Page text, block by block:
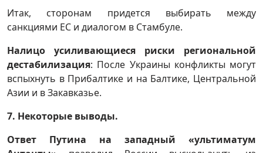
Итак, сторонам придется выбирать между
санкциями ЕС и диалогом в Стамбуле.
Налицо усиливающиеся риски региональной
дестабилизация: После Украины конфликты могут
вспыхнуть в Прибалтике и на Балтике, Центральной
Азии и в Закавказье.
7. Некоторые выводы.
Ответ Путина на западный «ультиматум